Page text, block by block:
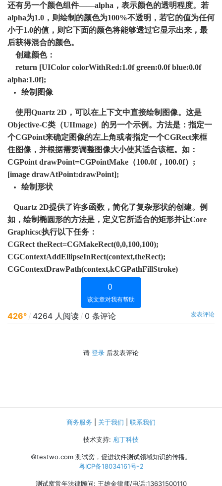
还有另一个颜色组件――alpha，表示颜色的透明程度。若
alpha为1.0，则绘制的颜色为100%不透明，若它的值为任何
小于1.0的值，则它下面的颜色将能够透过它显示出来，最
后获得混合的颜色。
创建颜色：
return [UIColor colorWithRed:1.0f green:0.0f blue:0.0f
alpha:1.0f];
绘制图像
使用Quartz 2D，可以在上下文中直接绘制图像。这是
Objective-C类（UIImage）的另一个示例。方法是：指定一
个CGPoint来确定图像的左上角或者指定一个CGRect来框
住图像，并根据需要调整图像大小使其适合该框。如：
CGPoint drawPoint=CGPointMake（100.0f，100.0f）;
[image drawAtPoint:drawPoint];
绘制形状
Quartz 2D提供了许多函数，简化了复杂形状的创建。例
如，绘制椭圆形的方法是，定义它所适合的矩形并让Core
Graphicsc执行以下任务：
CGRect theRect=CGMakeRect(0,0,100,100);
CGContextAddEllipseInRect(context,theRect);
CGContextDrawPath(context,kCGPathFillStroke)
0
该文章对我有帮助
426° / 4264 人阅读 / 0 条评论 发表评论
请 登录 后发表评论
商务服务 关于我们 联系我们
技术支持: 庖丁科技
©testwo.com 测试窝，促进软件测试领域知识的传播。
粤ICP备18034161号-2
测试窝常年法律顾问: 王雄金律师/电话:13631500110